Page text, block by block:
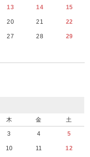
13 14 15
20 21 22
27 28 29
木 金 土
3 4 5
10 11 12